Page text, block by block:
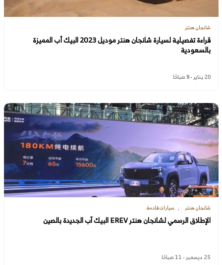
شانجان هنتر
قراءة تفصيلية لسيارة شانجان هنتر موديل 2023 البيك أب المميزة
بالسعودية
20 يناير - 8 صباحًا
شانجان هنتر سيارات قادمة
الإطلاق الرسمي لشانجان هنتر EREV البيك آب الجديدة بالصين
25 ديسمبر - 11 صباحًا